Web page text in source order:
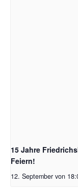
15 Jahre
Feiern!
12. September von